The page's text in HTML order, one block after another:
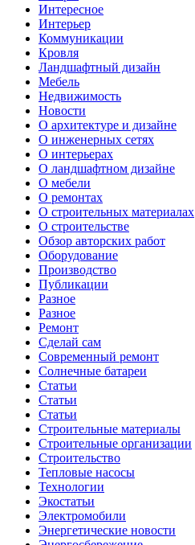
Интересное
Интерьер
Коммуникации
Кровля
Ландшафтный дизайн
Мебель
Недвижимость
Новости
О архитектуре и дизайне
О инженерных сетях
О интерьерах
О ландшафтном дизайне
О мебели
О ремонтах
О строительных материалах
О строительстве
Обзор авторских работ
Оборудование
Производство
Публикации
Разное
Разное
Ремонт
Сделай сам
Современный ремонт
Солнечные батареи
Статьи
Статьи
Статьи
Строительные материалы
Строительные организации
Строительство
Тепловые насосы
Технологии
Экостатьи
Электромобили
Энергетические новости